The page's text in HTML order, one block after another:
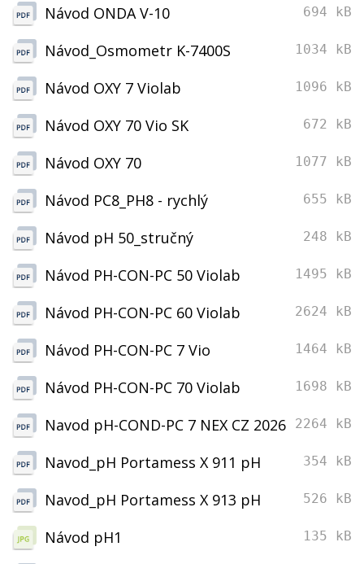
Návod ONDA V-10 694 kB
Návod_Osmometr K-7400S 1034 kB
Návod OXY 7 Violab 1096 kB
Návod OXY 70 Vio SK 672 kB
Návod OXY 70 1077 kB
Návod PC8_PH8 - rychlý 655 kB
Návod pH 50_stručný 248 kB
Návod PH-CON-PC 50 Violab 1495 kB
Návod PH-CON-PC 60 Violab 2624 kB
Návod PH-CON-PC 7 Vio 1464 kB
Návod PH-CON-PC 70 Violab 1698 kB
Navod pH-COND-PC 7 NEX CZ 2026 2264 kB
Navod_pH Portamess X 911 pH 354 kB
Navod_pH Portamess X 913 pH 526 kB
Návod pH1 135 kB